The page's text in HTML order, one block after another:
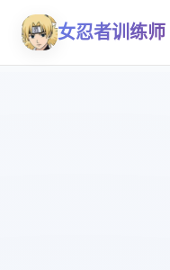
女忍者训练师